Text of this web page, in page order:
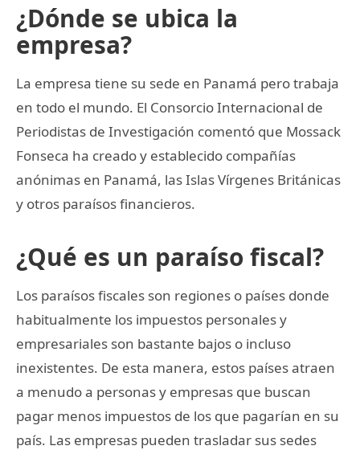
¿Dónde se ubica la
empresa?
La empresa tiene su sede en Panamá pero trabaja
en todo el mundo. El Consorcio Internacional de
Periodistas de Investigación comentó que Mossack
Fonseca ha creado y establecido compañías
anónimas en Panamá, las Islas Vírgenes Británicas
y otros paraísos financieros.
¿Qué es un paraíso fiscal?
Los paraísos fiscales son regiones o países donde
habitualmente los impuestos personales y
empresariales son bastante bajos o incluso
inexistentes. De esta manera, estos países atraen
a menudo a personas y empresas que buscan
pagar menos impuestos de los que pagarían en su
país. Las empresas pueden trasladar sus sedes